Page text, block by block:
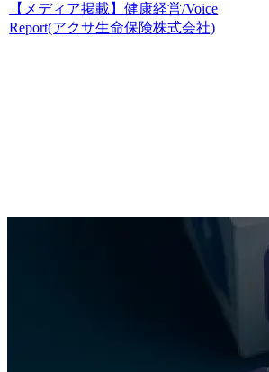
【メディア掲載】健康経営/Voice
Report(アクサ生命保険株式会社)